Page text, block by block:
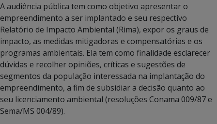
A audiência pública tem como objetivo apresentar o
empreendimento a ser implantado e seu respectivo
Relatório de Impacto Ambiental (Rima), expor os graus de
impacto, as medidas mitigadoras e compensatórias e os
programas ambientais. Ela tem como finalidade esclarecer
dúvidas e recolher opiniões, críticas e sugestões de
segmentos da população interessada na implantação do
empreendimento, a fim de subsidiar a decisão quanto ao
seu licenciamento ambiental (resoluções Conama 009/87 e
Sema/MS 004/89).